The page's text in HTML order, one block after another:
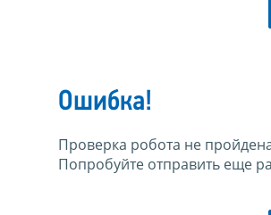
Ошибка!
Проверка робота не
Попробуйте отправить еще